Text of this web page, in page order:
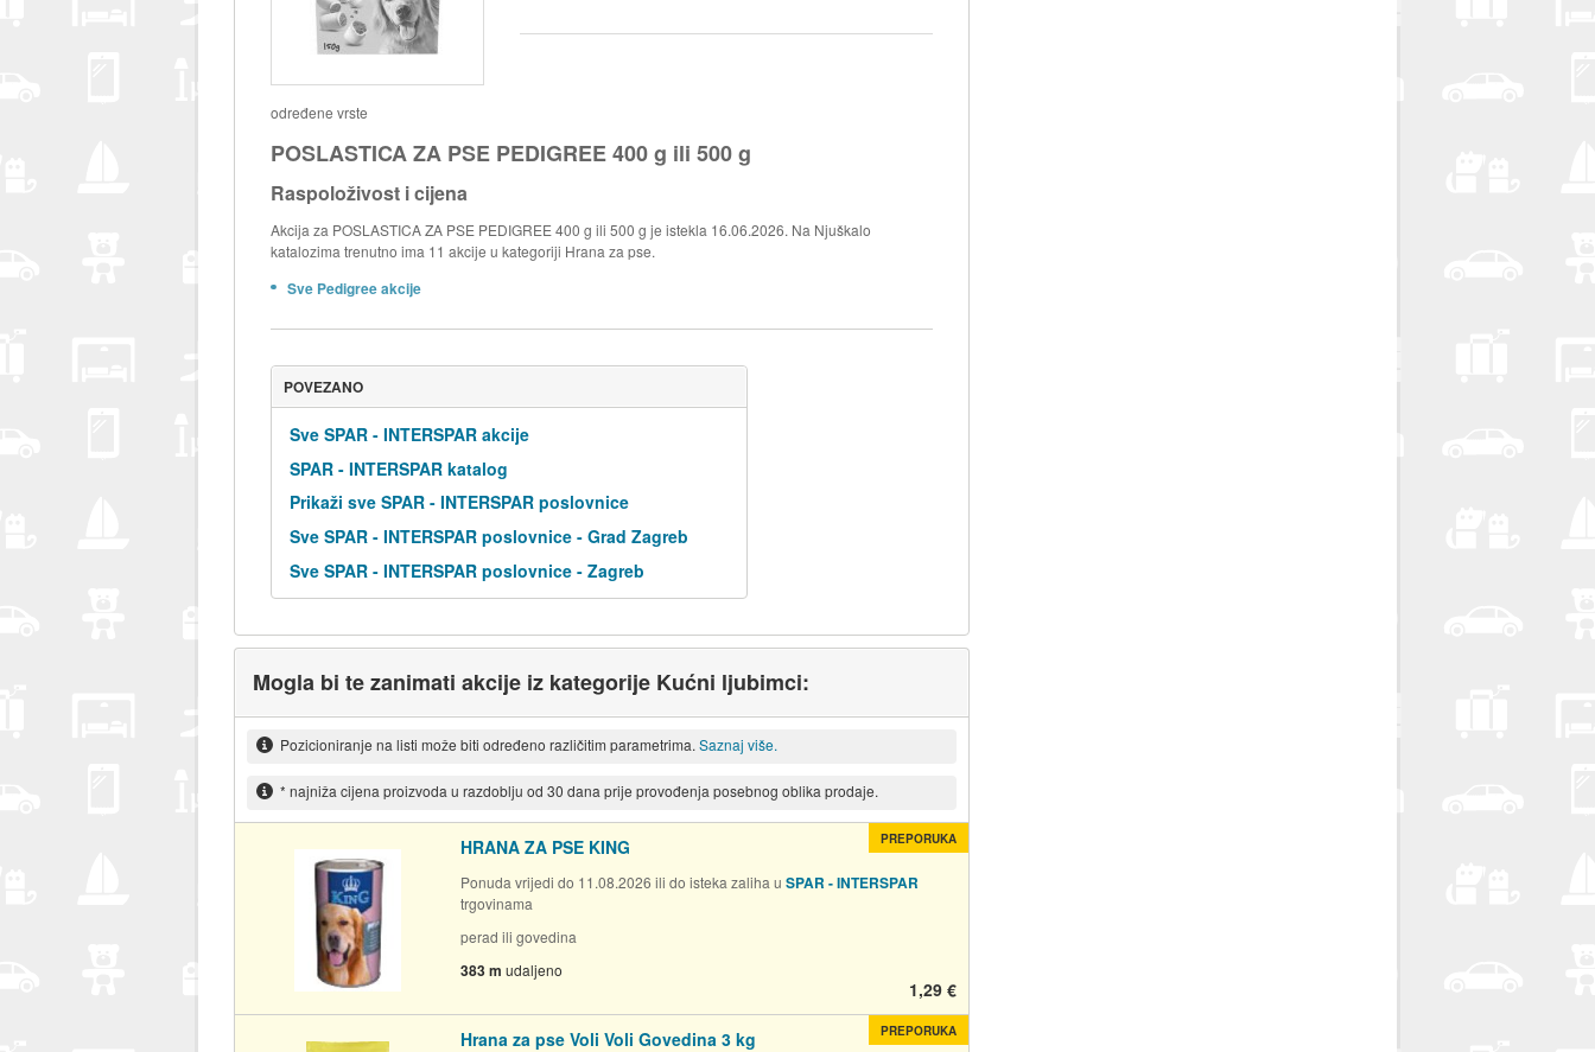
određene vrste
POSLASTICA ZA PSE PEDIGREE 400 g ili 500 g
Raspoloživost i cijena
Akcija za POSLASTICA ZA PSE PEDIGREE 400 g ili 500 g je istekla 16.06.2026. Na Njuškalo
katalozima trenutno ima 11 akcije u kategoriji Hrana za pse.
Sve Pedigree akcije
POVEZANO
Sve SPAR - INTERSPAR akcije
SPAR - INTERSPAR katalog
Prikaži sve SPAR - INTERSPAR poslovnice
Sve SPAR - INTERSPAR poslovnice - Grad Zagreb
Sve SPAR - INTERSPAR poslovnice - Zagreb
Mogla bi te zanimati akcije iz kategorije Kućni ljubimci:
Pozicioniranje na listi može biti određeno različitim parametrima. Saznaj više.
* najniža cijena proizvoda u razdoblju od 30 dana prije provođenja posebnog oblika prodaje.
HRANA ZA PSE KING
Ponuda vrijedi do 11.08.2026 ili do isteka zaliha u SPAR - INTERSPAR
trgovinama
perad ili govedina
383 m udaljeno
1,29 €
PREPORUKA
Hrana za pse Voli Voli Govedina 3 kg PREPORUKA